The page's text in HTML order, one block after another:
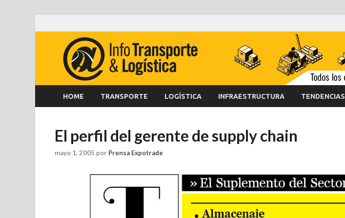
HOME TRANSPORTE LOGÍSTICA INFRAESTRUCTURA TENDENCIAS
El perfil del gerente de supply chain
mayo 1, 2005 por Prensa Expotrade